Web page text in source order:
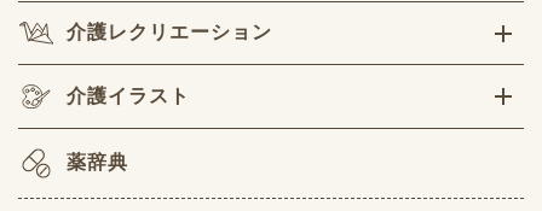
介護レクリエーション
介護イラスト
薬辞典